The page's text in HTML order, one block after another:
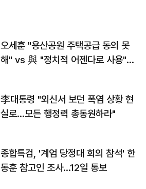
오세훈 "용산공원 주택공급 동의 못
해" vs 與 "정치적 어젠다로 사용"
李대통령 "외신서 보던 폭염 상황 현
실로…모든 행정력 총동원하라"
종합특검, '계엄 당정대 회의 참석' 한
동훈 참고인 조사...12일 통보